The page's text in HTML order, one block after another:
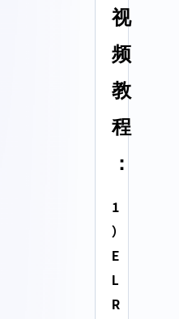
视
频
教
程
：
1
）
E
L
R